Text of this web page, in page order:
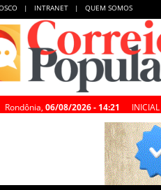
| INTRANET | QUEM SOMOS
Rondônia, 06/08/2026 - 14:21 INICIAL